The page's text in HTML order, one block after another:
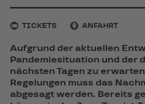
TICKETS ANFAHRT
Aufgrund der aktuellen
Pandemiesituation und der
nächsten Tagen zu
Regelungen muss das
abgesagt werden. Bereits